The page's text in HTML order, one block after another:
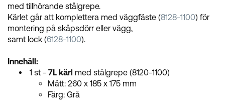
med tillhörande stålgrepe.
Kärlet går att komplettera med väggfäste (8128-1100) för
montering på skåpsdörr eller vägg,
samt lock (6128-1100).
Innehåll:
1 st - 7L kärl med stålgrepe (8120-1100)
Mått: 260 x 185 x 175 mm
Färg: Grå